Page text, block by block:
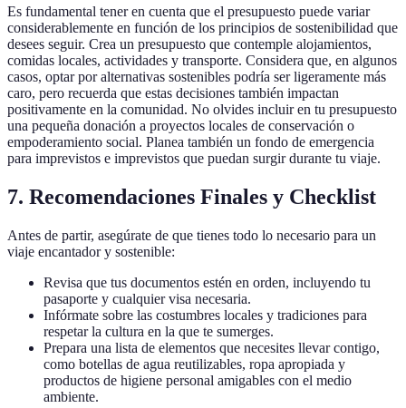
Es fundamental tener en cuenta que el presupuesto puede variar
considerablemente en función de los principios de sostenibilidad que
desees seguir. Crea un presupuesto que contemple alojamientos,
comidas locales, actividades y transporte. Considera que, en algunos
casos, optar por alternativas sostenibles podría ser ligeramente más
caro, pero recuerda que estas decisiones también impactan
positivamente en la comunidad. No olvides incluir en tu presupuesto
una pequeña donación a proyectos locales de conservación o
empoderamiento social. Planea también un fondo de emergencia
para imprevistos e imprevistos que puedan surgir durante tu viaje.
7. Recomendaciones Finales y Checklist
Antes de partir, asegúrate de que tienes todo lo necesario para un
viaje encantador y sostenible:
Revisa que tus documentos estén en orden, incluyendo tu
pasaporte y cualquier visa necesaria.
Infórmate sobre las costumbres locales y tradiciones para
respetar la cultura en la que te sumerges.
Prepara una lista de elementos que necesites llevar contigo,
como botellas de agua reutilizables, ropa apropiada y
productos de higiene personal amigables con el medio
ambiente.